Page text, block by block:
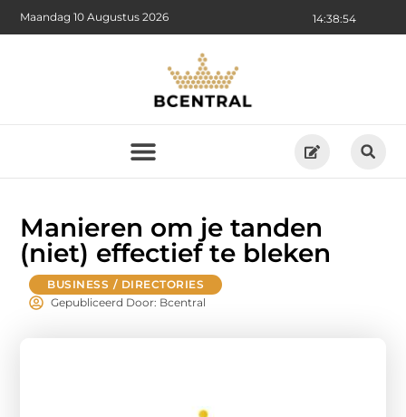
14:38:55
Maandag 10 Augustus 2026
Manieren om je tanden
(niet) effectief te bleken
BUSINESS / DIRECTORIES
Gepubliceerd Door: Bcentral